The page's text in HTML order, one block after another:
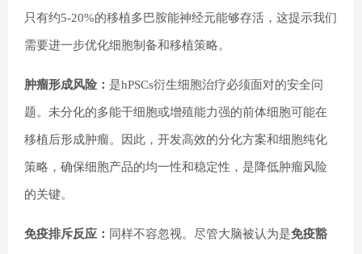
只有约5-20%的移植多巴胺能神经元能够存活，这提示我们
需要进一步优化细胞制备和移植策略。
肿瘤形成风险： 是hPSCs衍生细胞治疗必须面对的安全问
题。未分化的多能干细胞或增殖能力强的前体细胞可能在
移植后形成肿瘤。因此，开发高效的分化方案和细胞纯化
策略，确保细胞产品的均一性和稳定性，是降低肿瘤风险
的关键。
免疫排斥反应： 同样不容忽视。尽管大脑被认为是免疫豁